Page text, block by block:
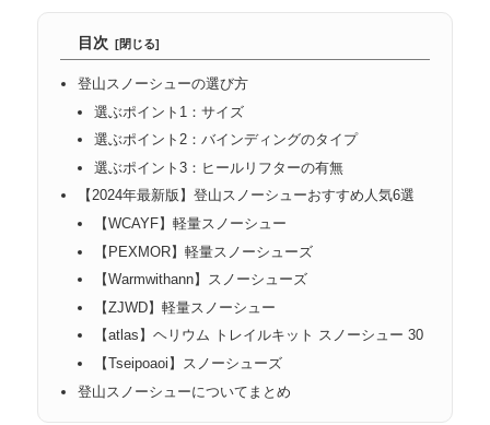
目次
登山スノーシューの選び方
選ぶポイント1：サイズ
選ぶポイント2：バインディングのタイプ
選ぶポイント3：ヒールリフターの有無
【2024年最新版】登山スノーシューおすすめ人気6選
【WCAYF】軽量スノーシュー
【PEXMOR】軽量スノーシューズ
【Warmwithann】スノーシューズ
【ZJWD】軽量スノーシュー
【atlas】ヘリウム トレイルキット スノーシュー 30
【Tseipoaoi】スノーシューズ
登山スノーシューについてまとめ